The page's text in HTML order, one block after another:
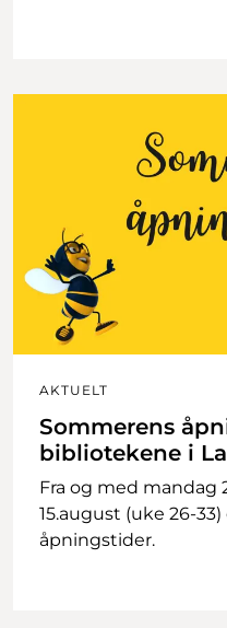
AKTUELT
Sommerens
bibliotekene i
Fra og med mandag
15.august (uke 26-
åpningstider.